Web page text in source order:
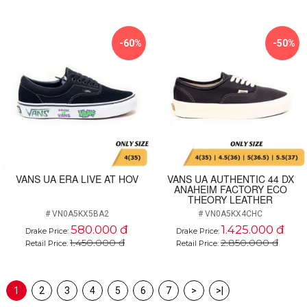
-60%
VANS UA ERA LIVE AT HOV
# VN0A5KX5BA2
Drake Price: 580.000 đ
Retail Price:1.450.000 đ
-50%
VANS UA AUTHENTIC 44 DX
ANAHEIM FACTORY ECO
THEORY LEATHER
# VN0A5KX4CHC
Drake Price: 1.425.000 đ
Retail Price: 2.850.000 đ
1 2 3 4 5 6 7 > >|